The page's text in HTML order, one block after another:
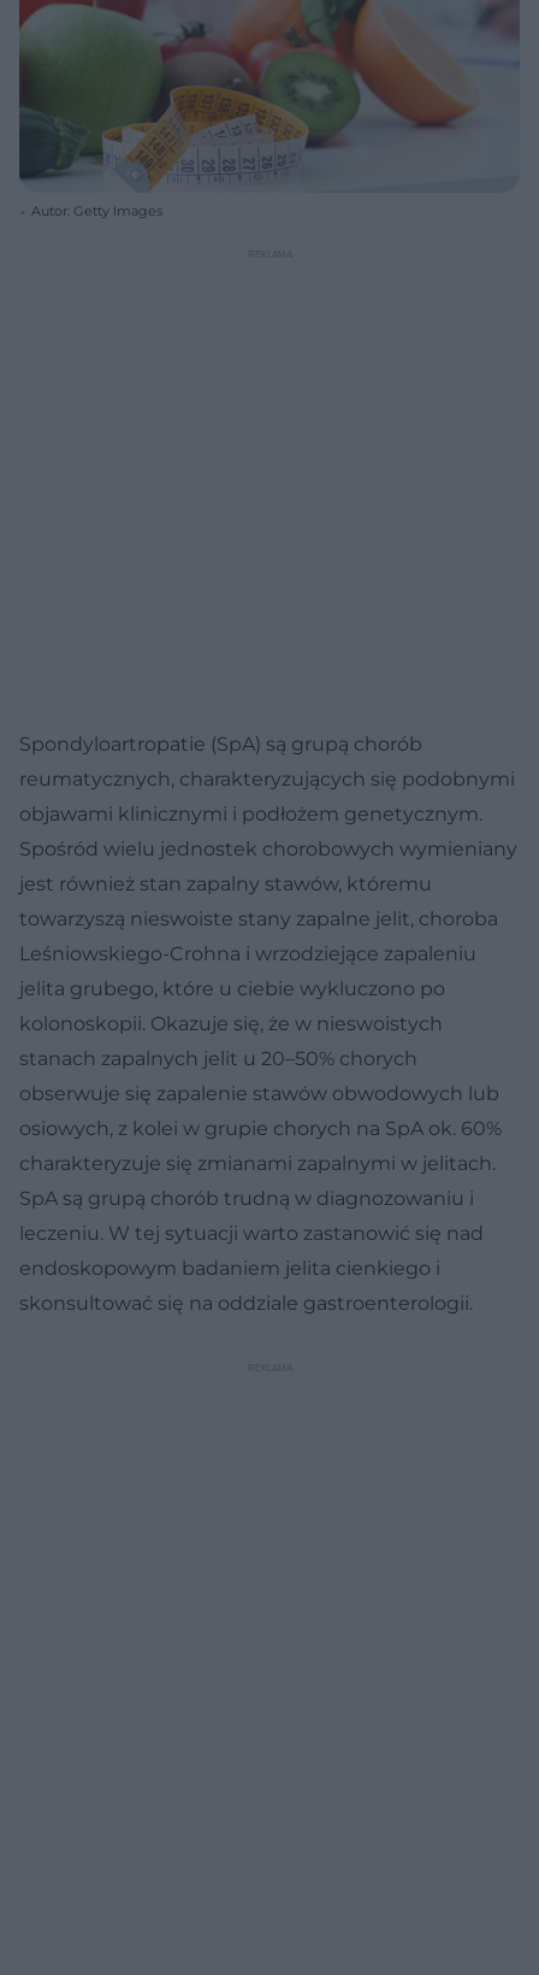
Autor: Getty Images
Spondyloartropatie (SpA) są grupą chorób
reumatycznych, charakteryzujących się podobnymi
objawami klinicznymi i podłożem genetycznym.
Spośród wielu jednostek chorobowych wymieniany
jest również stan zapalny stawów, któremu
towarzyszą nieswoiste stany zapalne jelit, choroba
Leśniowskiego-Crohna i wrzodziejące zapaleniu
jelita grubego, które u ciebie wykluczono po
kolonoskopii. Okazuje się, że w nieswoistych
stanach zapalnych jelit u 20–50% chorych
obserwuje się zapalenie stawów obwodowych lub
osiowych, z kolei w grupie chorych na SpA ok. 60%
charakteryzuje się zmianami zapalnymi w jelitach.
SpA są grupą chorób trudną w diagnozowaniu i
leczeniu. W tej sytuacji warto zastanowić się nad
endoskopowym badaniem jelita cienkiego i
skonsultować się na oddziale gastroenterologii.